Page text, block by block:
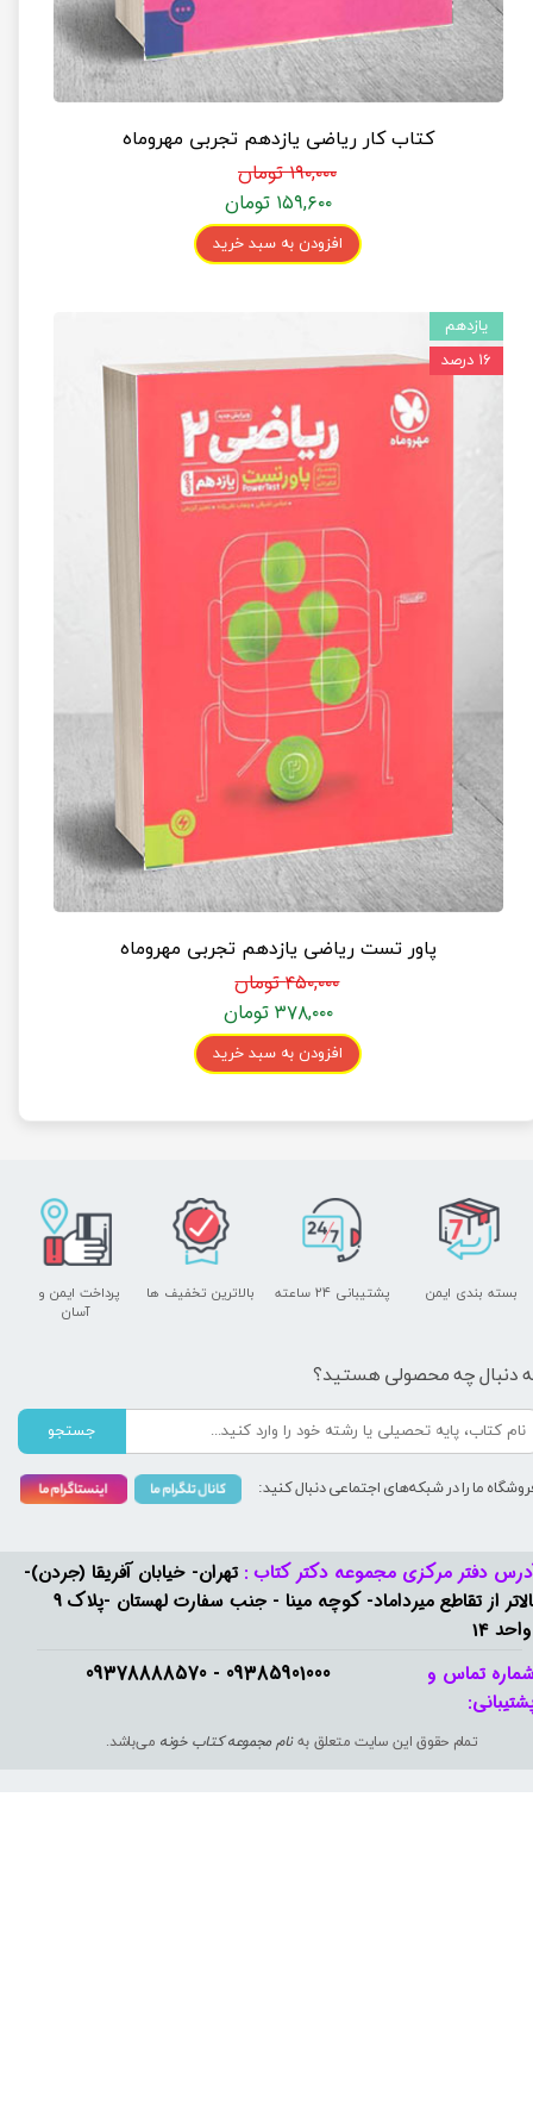
کتاب کار ریاضی یازدهم تجربی مهروماه
۱۹۰,۰۰۰ تومان
۱۵۹,۶۰۰ تومان
افزودن به سبد خرید
پاور تست ریاضی یازدهم تجربی مهروماه
۴۵۰,۰۰۰ تومان
۳۷۸,۰۰۰ تومان
افزودن به سبد خرید
یازدهم
۱۶ درصد
09385901000 - 09378888570​​​​​​​
دفتر مرکزی مجموعه دکتر کتاب : تهران- خیابان آفریقا (جردن)-
بالاتر از تقاطع میرداماد- کوچه مینا - جنب سفارت لهستان -پلاک 9
14
تمام حقوق این سایت متعلق بهنام مجموعه کتاب خونه می‌باشد.
تماس و
پشتیبانی ۲۴ ساعته
پرداخت ایمن و ​​​​​​​
آسان
بسته بندی ایمن بالاترین تخفیف ها
دنبال چه محصولی هستید؟
جستجو
ما را در شبکه‌های اجتماعی دنبال کنید: